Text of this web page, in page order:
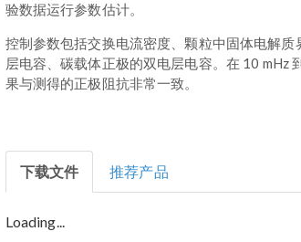
验数据运行参数估计。
控制参数包括交换电流密度、颗粒中固体电解
层电容、碳载体正极的双电层电容。在 10 mHz
果与测得的正极阻抗非常一致。
下载文件 推荐产品
Loading...